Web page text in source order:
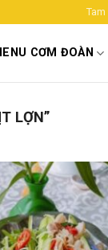
CƠM ĐOÀN
LỢN”